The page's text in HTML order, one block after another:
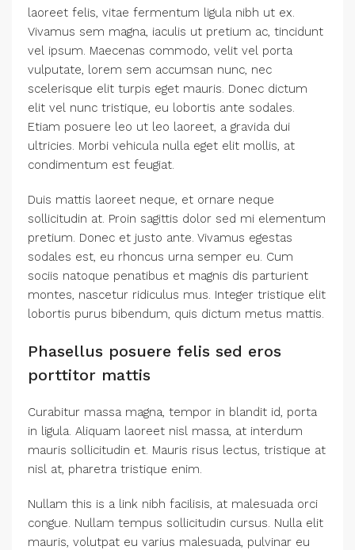
laoreet felis, vitae fermentum ligula nibh ut ex.
Vivamus sem magna, iaculis ut pretium ac, tincidunt
vel ipsum. Maecenas commodo, velit vel porta
vulputate, lorem sem accumsan nunc, nec
scelerisque elit turpis eget mauris. Donec dictum
elit vel nunc tristique, eu lobortis ante sodales.
Etiam posuere leo ut leo laoreet, a gravida dui
ultricies. Morbi vehicula nulla eget elit mollis, at
condimentum est feugiat.
Duis mattis laoreet neque, et ornare neque
sollicitudin at. Proin sagittis dolor sed mi elementum
pretium. Donec et justo ante. Vivamus egestas
sodales est, eu rhoncus urna semper eu. Cum
sociis natoque penatibus et magnis dis parturient
montes, nascetur ridiculus mus. Integer tristique elit
lobortis purus bibendum, quis dictum metus mattis.
Phasellus posuere felis sed eros
porttitor mattis
Curabitur massa magna, tempor in blandit id, porta
in ligula. Aliquam laoreet nisl massa, at interdum
mauris sollicitudin et. Mauris risus lectus, tristique at
nisl at, pharetra tristique enim.
Nullam this is a link nibh facilisis, at malesuada orci
congue. Nullam tempus sollicitudin cursus. Nulla elit
mauris, volutpat eu varius malesuada, pulvinar eu